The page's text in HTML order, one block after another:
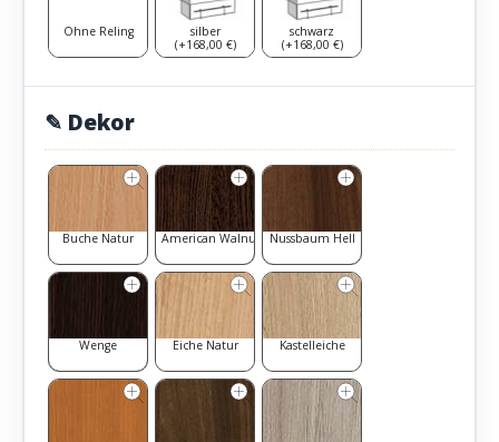
Ohne Reling
silber
(+168,00 €)
schwarz
(+168,00 €)
✎ Dekor
Buche Natur American Walnut Nussbaum Hell
Wenge Eiche Natur Kastelleiche